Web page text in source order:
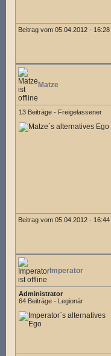
Beitrag vom 05.04.2012 - 16:28
Matze
13 Beiträge - Freigelassener
Beitrag vom 05.04.2012 - 16:44
Imperator
Administrator
64 Beiträge - Legionär